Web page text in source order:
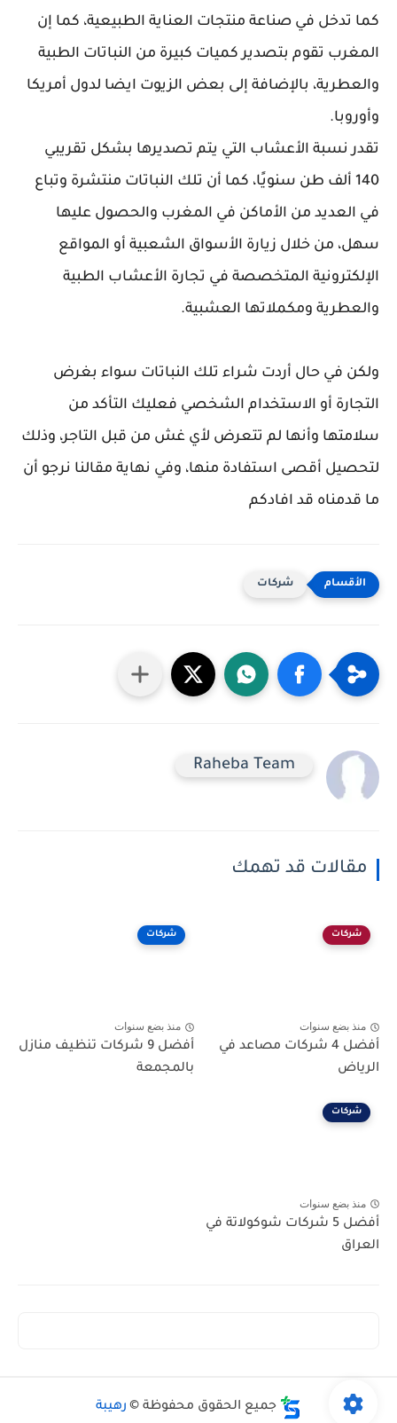
كما تدخل في صناعة منتجات العناية الطبيعية، كما إن
المغرب تقوم بتصدير كميات كبيرة من النباتات الطبية
والعطرية، بالإضافة إلى بعض الزيوت ايضا لدول أمريكا
وأوروبا.
تقدر نسبة الأعشاب التي يتم تصديرها بشكل تقريبي
140 ألف طن سنويًا، كما أن تلك النباتات منتشرة وتباع
في العديد من الأماكن في المغرب والحصول عليها
سهل، من خلال زيارة الأسواق الشعبية أو المواقع
الإلكترونية المتخصصة في تجارة الأعشاب الطبية
والعطرية ومكملاتها العشبية.
ولكن في حال أردت شراء تلك النباتات سواء بغرض
التجارة أو الاستخدام الشخصي فعليك التأكد من
سلامتها وأنها لم تتعرض لأي غش من قبل التاجر، وذلك
لتحصيل أقصى استفادة منها، وفي نهاية مقالنا نرجو أن
ما قدمناه قد افادكم
شركات
Raheba Team
مقالات قد تهمك
شركات
منذ بضع سنوات
أفضل 4 شركات مصاعد في
الرياض
شركات
منذ بضع سنوات
أفضل 9 شركات تنظيف منازل
بالمجمعة
شركات
منذ بضع سنوات
أفضل 5 شركات شوكولاتة في
العراق
جميع الحقوق محفوظة © رهيبة